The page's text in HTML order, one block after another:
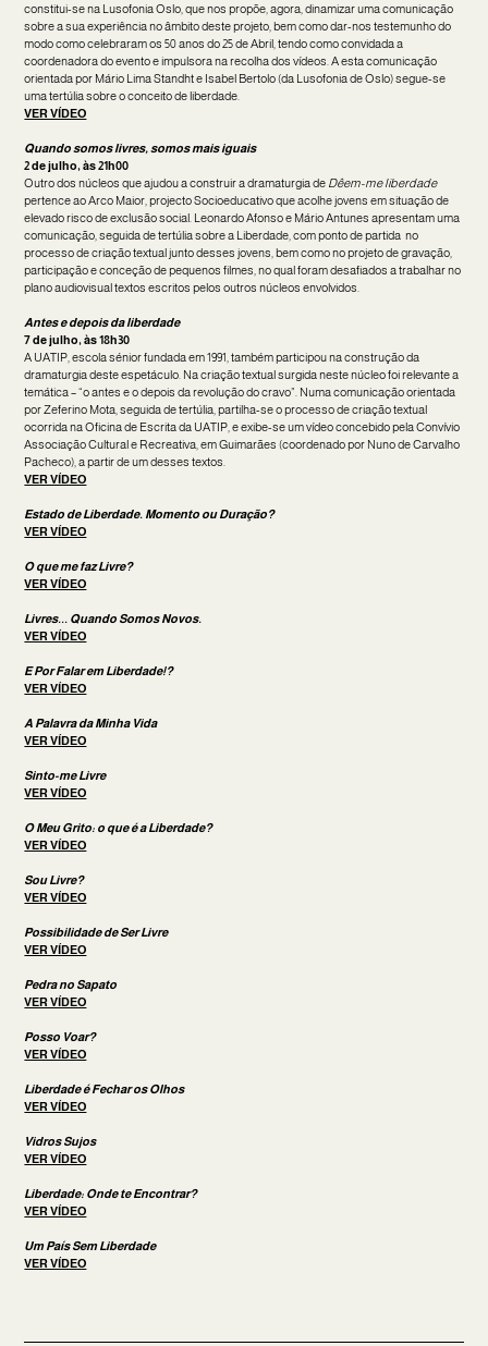
constitui-se na Lusofonia Oslo, que nos propõe, agora, dinamizar uma comunicação
sobre a sua experiência no âmbito deste projeto, bem como dar-nos testemunho do
modo como celebraram os 50 anos do 25 de Abril, tendo como convidada a
coordenadora do evento e impulsora na recolha dos vídeos. A esta comunicação
orientada por Mário Lima Standht e Isabel Bertolo (da Lusofonia de Oslo) segue-se
uma tertúlia sobre o conceito de liberdade.
VER VÍDEO
Quando somos livres, somos mais iguais
2 de julho, às 21h00
Outro dos núcleos que ajudou a construir a dramaturgia de Dêem-me liberdade
pertence ao Arco Maior, projecto Socioeducativo que acolhe jovens em situação de
elevado risco de exclusão social. Leonardo Afonso e Mário Antunes apresentam uma
comunicação, seguida de tertúlia sobre a Liberdade, com ponto de partida no
processo de criação textual junto desses jovens, bem como no projeto de gravação,
participação e conceção de pequenos filmes, no qual foram desafiados a trabalhar no
plano audiovisual textos escritos pelos outros núcleos envolvidos.
Antes e depois da liberdade
7 de julho, às 18h30
A UATIP, escola sénior fundada em 1991, também participou na construção da
dramaturgia deste espetáculo. Na criação textual surgida neste núcleo foi relevante a
temática – “o antes e o depois da revolução do cravo”. Numa comunicação orientada
por Zeferino Mota, seguida de tertúlia, partilha-se o processo de criação textual
ocorrida na Oficina de Escrita da UATIP, e exibe-se um vídeo concebido pela Convívio
Associação Cultural e Recreativa, em Guimarães (coordenado por Nuno de Carvalho
Pacheco), a partir de um desses textos.
VER VÍDEO
Estado de Liberdade. Momento ou Duração?
VER VÍDEO
O que me faz Livre?
VER VÍDEO
Livres... Quando Somos Novos.
VER VÍDEO
E Por Falar em Liberdade!?
VER VÍDEO
A Palavra da Minha Vida
VER VÍDEO
Sinto-me Livre
VER VÍDEO
O Meu Grito: o que é a Liberdade?
VER VÍDEO
Sou Livre?
VER VÍDEO
Possibilidade de Ser Livre
VER VÍDEO
Pedra no Sapato
VER VÍDEO
Posso Voar?
VER VÍDEO
Liberdade é Fechar os Olhos
VER VÍDEO
Vidros Sujos
VER VÍDEO
Liberdade: Onde te Encontrar?
VER VÍDEO
Um País Sem Liberdade
VER VÍDEO